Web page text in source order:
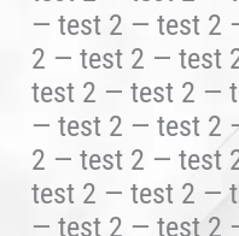
— test 2 — test 2
2 — test 2 — test
test 2 — test 2 —
— test 2 — test 2
2 — test 2 — test
test 2 — test 2 —
— test 2 — test 2